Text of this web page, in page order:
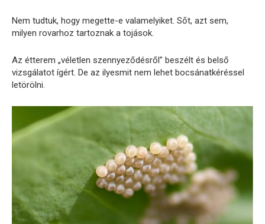
Nem tudtuk, hogy megette-e valamelyiket. Sőt, azt sem,
milyen rovarhoz tartoznak a tojások.
Az étterem „véletlen szennyeződésről” beszélt és belső
vizsgálatot ígért. De az ilyesmit nem lehet bocsánatkéréssel
letörölni.